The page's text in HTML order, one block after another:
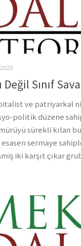
Sınıf
ve patriyarkal
politik düzene
sürekli kılan
sermaye
iki karşıt çıkar